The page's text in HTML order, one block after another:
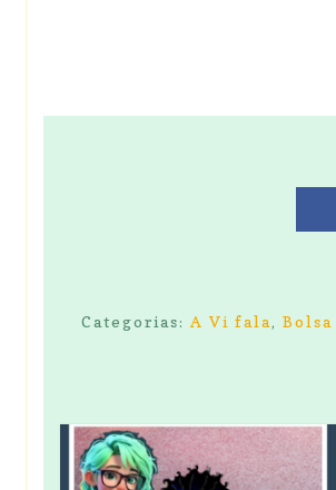
Categorias:A Vi fala,